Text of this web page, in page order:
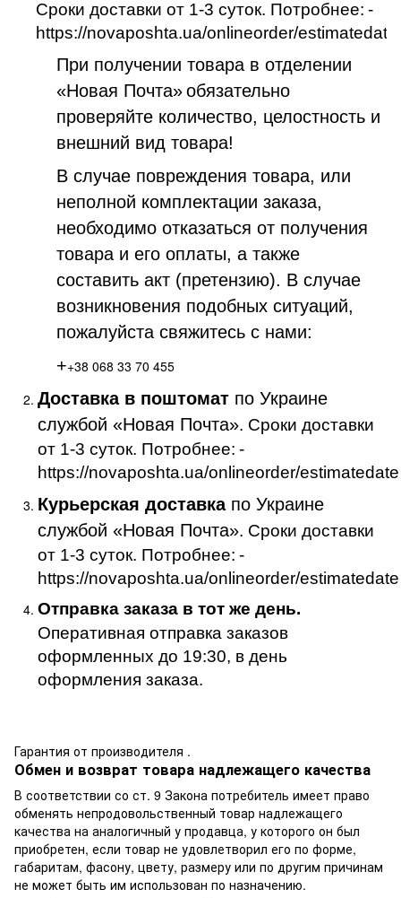
Сроки доставки от 1-3 суток. Потробнее: -
https://novaposhta.ua/onlineorder/estimatedate
При получении товара в отделении
«Новая Почта»обязательно
проверяйте количество, целостность и
внешний вид товара!
В случае повреждения товара, или
неполной комплектации заказа,
необходимо отказаться от получения
товара и его оплаты, а также
составить акт (претензию). В случае
возникновения подобных ситуаций,
пожалуйста свяжитесь с нами:
++38 068 33 70 455
Доставка в поштомат по Украине
службой «Новая Почта». Сроки доставки
от 1-3 суток. Потробнее: -
https://novaposhta.ua/onlineorder/estimatedate
Курьерская доставка по Украине
службой «Новая Почта». Сроки доставки
от 1-3 суток. Потробнее: -
https://novaposhta.ua/onlineorder/estimatedate
Отправка заказа в тот же день.
Оперативная отправка заказов
оформленных до 19:30, в день
оформления заказа.
Гарантия от производителя .
Обмен и возврат товара надлежащего качества
В соответствии со ст. 9 Закона потребитель имеет право
обменять непродовольственный товар надлежащего
качества на аналогичный у продавца, у которого он был
приобретен, если товар не удовлетворил его по форме,
габаритам, фасону, цвету, размеру или по другим причинам
не может быть им использован по назначению.